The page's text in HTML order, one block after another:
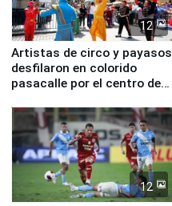
12
Artistas de circo y payasos
desfilaron en colorido
pasacalle por el centro de
12